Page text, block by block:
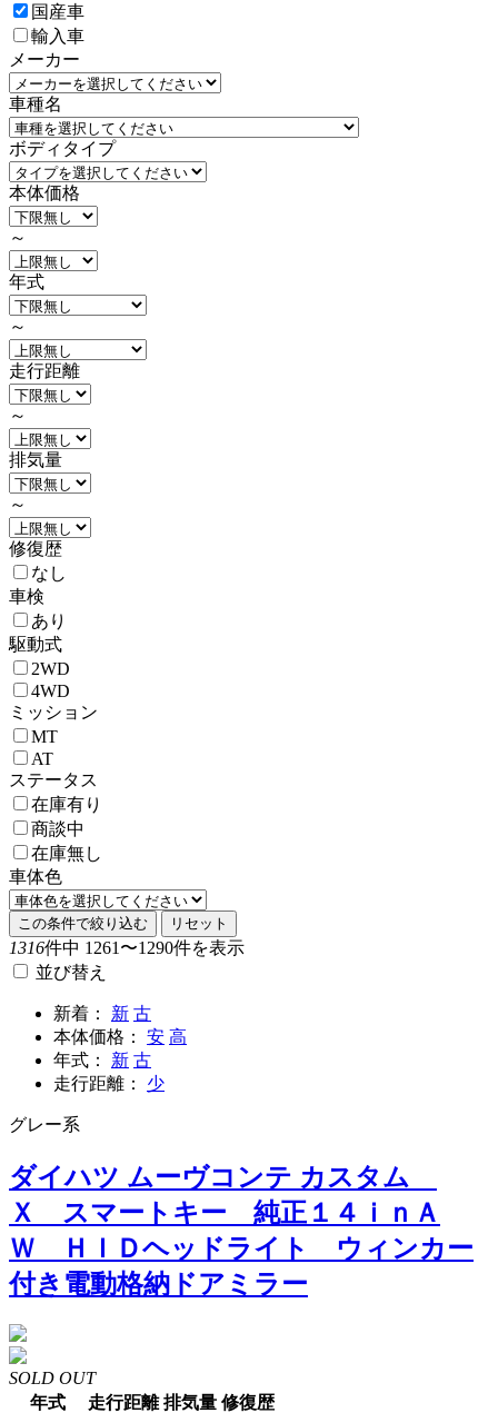
国産車
輸入車
メーカー
車種名
ボディタイプ
本体価格
～
年式
～
走行距離
～
排気量
～
修復歴
なし
車検
あり
駆動式
2WD
4WD
ミッション
MT
AT
ステータス
在庫有り
商談中
在庫無し
車体色
この条件で絞り込む リセット
1316件中 1261〜1290件を表示
並び替え
新着： 新 古
本体価格： 安 高
年式： 新 古
走行距離： 少
グレー系
ダイハツ ムーヴコンテ カスタム
Ｘ スマートキー 純正１４ｉｎＡ
Ｗ ＨＩＤヘッドライト ウィンカー
付き電動格納ドアミラー
SOLD OUT
年式
走行距離 排気量 修復歴